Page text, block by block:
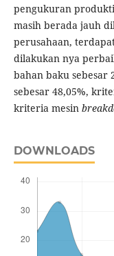
pengukuran
masih berada jauh
perusahaan,
dilakukan nya
bahan baku
sebesar 48,05%,
kriteria mesin
DOWNLOADS